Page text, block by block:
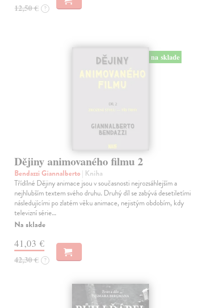
12,50 € ?
na sklade
Dějiny animovaného filmu 2
Bendazzi Giannalberto| Kniha
Třídílné Dějiny animace jsou v současnosti nejrozsáhlejším a
nejhlubším textem svého druhu. Druhý díl se zabývá desetiletími
následujícími po zlatém věku animace, nejistým obdobím, kdy
televizní série…
Na sklade
41,03 €
42,30 € ?